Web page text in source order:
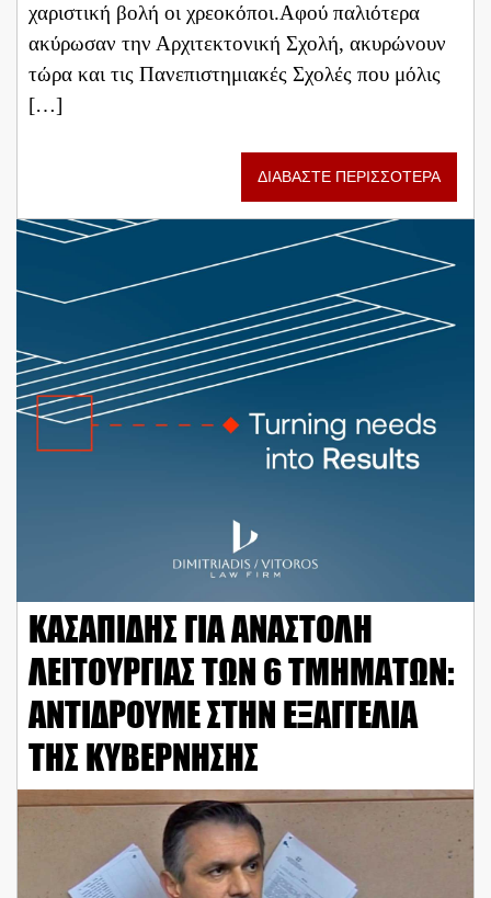
χαριστική βολή οι χρεοκόποι.Αφού παλιότερα
ακύρωσαν την Αρχιτεκτονική Σχολή, ακυρώνουν
τώρα και τις Πανεπιστημιακές Σχολές που μόλις
[…]
ΔΙΑΒΑΣΤΕ ΠΕΡΙΣΣΟΤΕΡΑ
ΚΑΣΑΠΙΔΗΣ ΓΙΑ ΑΝΑΣΤΟΛΗ
ΛΕΙΤΟΥΡΓΙΑΣ ΤΩΝ 6 ΤΜΗΜΑΤΩΝ:
ΑΝΤΙΔΡΟΥΜΕ ΣΤΗΝ ΕΞΑΓΓΕΛΙΑ
ΤΗΣ ΚΥΒΕΡΝΗΣΗΣ